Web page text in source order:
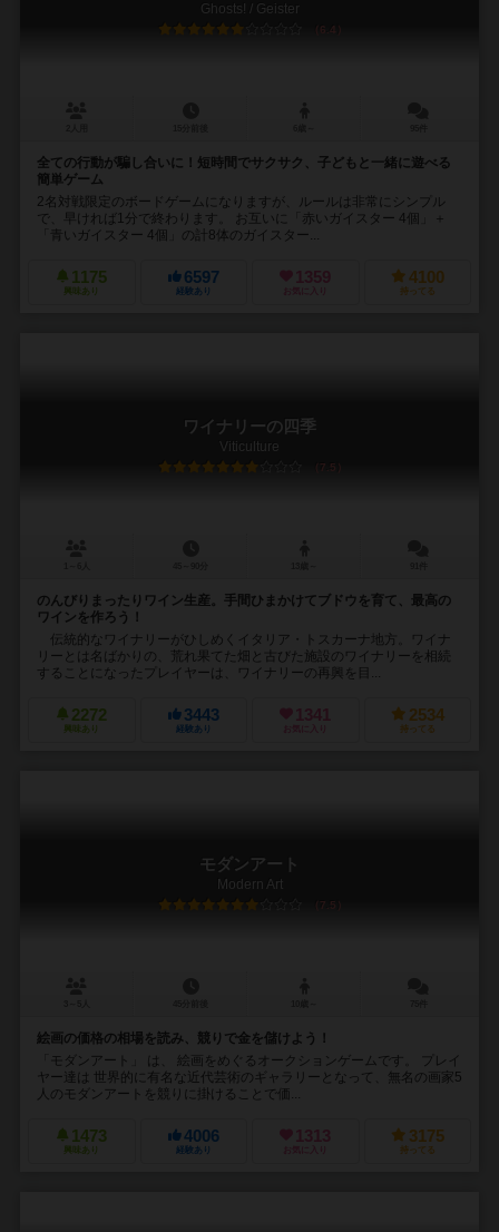
Ghosts! / Geister
6.4
全ての行動が騙し合いに！短時間でサクサク、子どもと一緒に遊べる
簡単ゲーム
2名対戦限定のボードゲームになりますが、ルールは非常にシンプル
で、早ければ1分で終わります。 お互いに「赤いガイスター 4個」＋
「青いガイスター 4個」の計8体のガイスター...
1175
興味あり
6597
経験あり
1359
お気に入り
4100
持ってる
ワイナリーの四季
Viticulture
7.5
のんびりまったりワイン生産。手間ひまかけてブドウを育て、最高の
ワインを作ろう！
伝統的なワイナリーがひしめくイタリア・トスカーナ地方。ワイナ
リーとは名ばかりの、荒れ果てた畑と古びた施設のワイナリーを相続
することになったプレイヤーは、ワイナリーの再興を目...
2272
興味あり
3443
経験あり
1341
お気に入り
2534
持ってる
モダンアート
Modern Art
7.5
絵画の価格の相場を読み、競りで金を儲けよう！
「モダンアート」 は、 絵画をめぐるオークションゲームです。 プレイ
ヤー達は 世界的に有名な近代芸術のギャラリーとなって、無名の画家5
人のモダンアートを競りに掛けることで価...
1473
興味あり
4006
経験あり
1313
お気に入り
3175
持ってる